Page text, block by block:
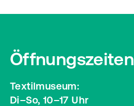
Öffnungszeiten
Textilmuseum:
Di–So, 10–17 Uhr